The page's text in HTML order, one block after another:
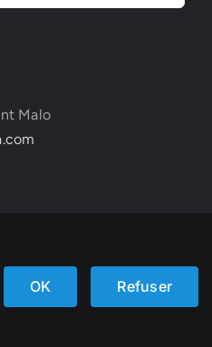
Malo
Atelier Belle Lurette
OK Refuser